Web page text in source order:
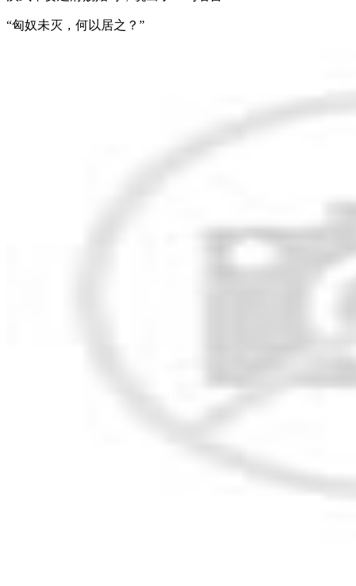
“匈奴未灭，何以居之？”